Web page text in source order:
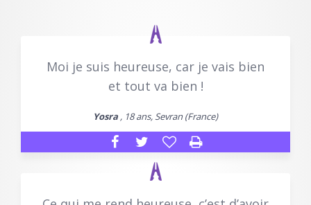
Moi je suis heureuse, car je vais bien
et tout va bien !
Yosra , 18 ans, Sevran (France)